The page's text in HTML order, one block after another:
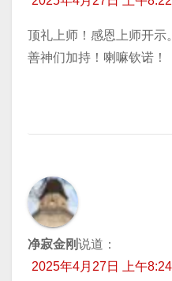
顶礼上师！感恩上师开示
善神们加持！喇嘛钦诺！
净寂金刚说道：
2025年4月27日 上午8:24